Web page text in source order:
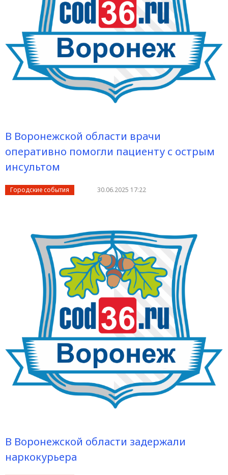
В Воронежской области врачи
оперативно помогли пациенту с острым
инсультом
Городские события 30.06.2025 17:22
В Воронежской области задержали
наркокурьера